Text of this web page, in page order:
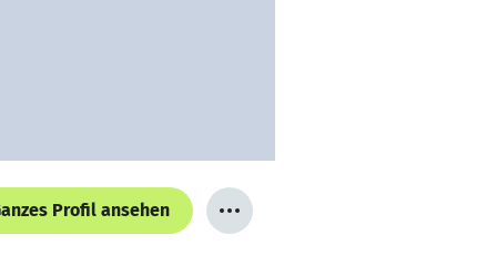
Profil ansehen